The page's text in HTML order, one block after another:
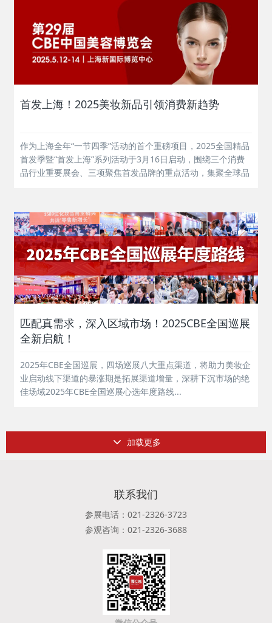
首发上海！2025美妆新品引领消费新趋势
作为上海全年“一节四季”活动的首个重磅项目，2025全国精品
首发季暨“首发上海”系列活动于3月16日启动，围绕三个消费
品行业重要展会、三项聚焦首发品牌的重点活动，集聚全球品
一，在上海市商务...
匹配真需求，深入区域市场！2025CBE全国巡展
全新启航！
2025年CBE全国巡展，四场巡展八大重点渠道，将助力美妆企
业启动线下渠道的暴涨期是拓展渠道增量，深耕下沉市场的绝
佳场域2025年CBE全国巡展心选年度路线...
加载更多
联系我们
参展电话：021-2326-3723
参观咨询：021-2326-3688